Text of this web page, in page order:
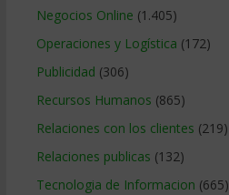
Negocios Online (1.405)
Operaciones y Logística (172)
Publicidad (306)
Recursos Humanos (865)
Relaciones con los clientes (219)
Relaciones publicas (132)
Tecnologia de Informacion (665)